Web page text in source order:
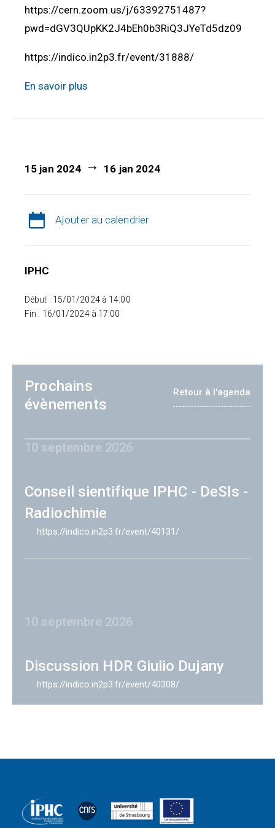
https://cern.zoom.us/j/63392751487?
pwd=dGV3QUpKK2J4bEh0b3RiQ3JYeTd5dz09
https://indico.in2p3.fr/event/31888/
En savoir plus
15 jan 2024 16 jan 2024
Ajouter au calendrier
IPHC
Début : 15/01/2024 à 14:00
Fin : 16/01/2024 à 17:00
Prochains
évènements
Retour à l'agenda
10 septembre 2026
Conseil sientifique IPHC - DeSIs -
Radiochimie
https://indico.in2p3.fr/event/40131/
10 septembre 2026
Discussion HDR Giulio Dujany
https://indico.in2p3.fr/event/40308/